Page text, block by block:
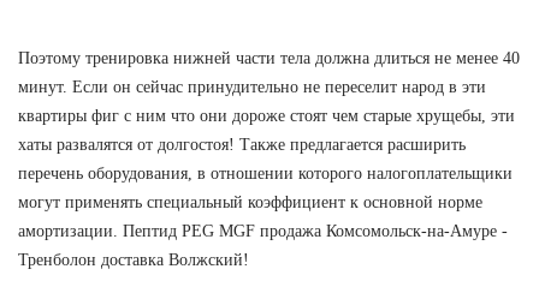
Поэтому тренировка нижней части тела должна длиться не менее 40
минут. Если он сейчас принудительно не переселит народ в эти
квартиры фиг с ним что они дороже стоят чем старые хрущебы, эти
хаты развалятся от долгостоя! Также предлагается расширить
перечень оборудования, в отношении которого налогоплательщики
могут применять специальный коэффициент к основной норме
амортизации. Пептид PEG MGF продажа Комсомольск-на-Амуре -
Тренболон доставка Волжский!